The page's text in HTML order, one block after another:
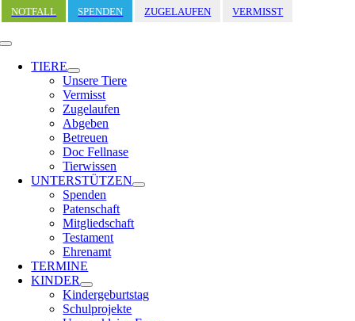
Zum
Inhalt
springen
NOTFALL SPENDEN ZUGELAUFEN VERMISST
Toggle
Navigation
TIERE
Unsere Tiere
Vermisst
Zugelaufen
Abgeben
Betreuen
Doc Fellnase
Tierwissen
UNTERSTÜTZEN
Spenden
Patenschaft
Mitgliedschaft
Testament
Ehrenamt
TERMINE
KINDER
Kindergeburtstag
Schulprojekte